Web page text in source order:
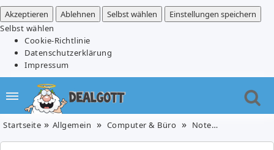
Akzeptieren
Ablehnen Selbst wählen
Einstellungen speichern
Selbst wählen
Cookie-Richtlinie
Datenschutzerklärung
Impressum
Startseite Allgemein Computer & Büro Notebooks & PCs